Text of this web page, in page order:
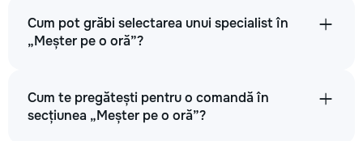
Cum pot grăbi selectarea unui specialist în
„Meșter pe o oră”?
Cum te pregătești pentru o comandă în
secțiunea „Meșter pe o oră”?